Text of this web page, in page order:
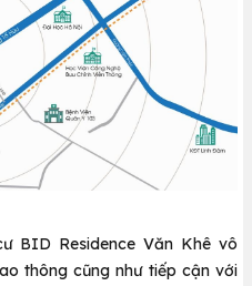
BID Residence Văn Khê vô
thông cũng như tiếp cận với